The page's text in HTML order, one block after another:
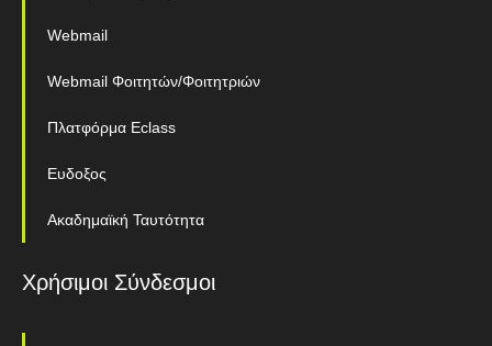
Webmail
Webmail Φοιτητών/Φοιτητριών
Πλατφόρμα Eclass
Ευδοξος
Ακαδημαϊκή Ταυτότητα
Χρήσιμοι Σύνδεσμοι